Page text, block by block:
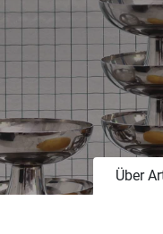
JETZT
Bereits
Über